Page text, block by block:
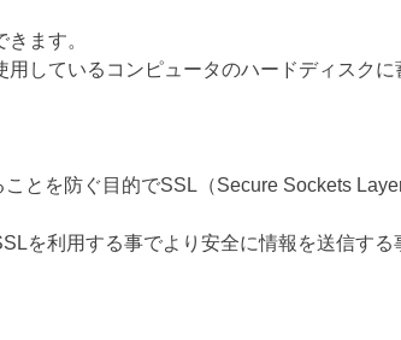
ます。
しているコンピュータのハードディスクに
とを防ぐ目的でSSL（Secure Sockets
を利用する事でより安全に情報を送信する